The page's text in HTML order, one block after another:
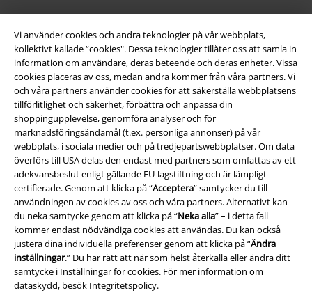
Vi använder cookies och andra teknologier på vår webbplats,
kollektivt kallade “cookies". Dessa teknologier tillåter oss att samla in
information om användare, deras beteende och deras enheter. Vissa
cookies placeras av oss, medan andra kommer från våra partners. Vi
och våra partners använder cookies för att säkerställa webbplatsens
tillförlitlighet och säkerhet, förbättra och anpassa din
shoppingupplevelse, genomföra analyser och för
marknadsföringsändamål (t.ex. personliga annonser) på vår
webbplats, i sociala medier och på tredjepartswebbplatser. Om data
överförs till USA delas den endast med partners som omfattas av ett
adekvansbeslut enligt gällande EU-lagstiftning och är lämpligt
certifierade. Genom att klicka på “Acceptera” samtycker du till
användningen av cookies av oss och våra partners. Alternativt kan
du neka samtycke genom att klicka på “Neka alla” – i detta fall
kommer endast nödvändiga cookies att användas. Du kan också
justera dina individuella preferenser genom att klicka på “Ändra
inställningar.” Du har rätt att när som helst återkalla eller ändra ditt
samtycke i Inställningar för cookies. För mer information om
dataskydd, besök Integritetspolicy.
Juridisk information/Villkor
Villkor
Om oss
Ladda ner villkoren
Avfallshantering och miljöskydd
Försäkran om överensstämmelse
Information om tillgänglighet